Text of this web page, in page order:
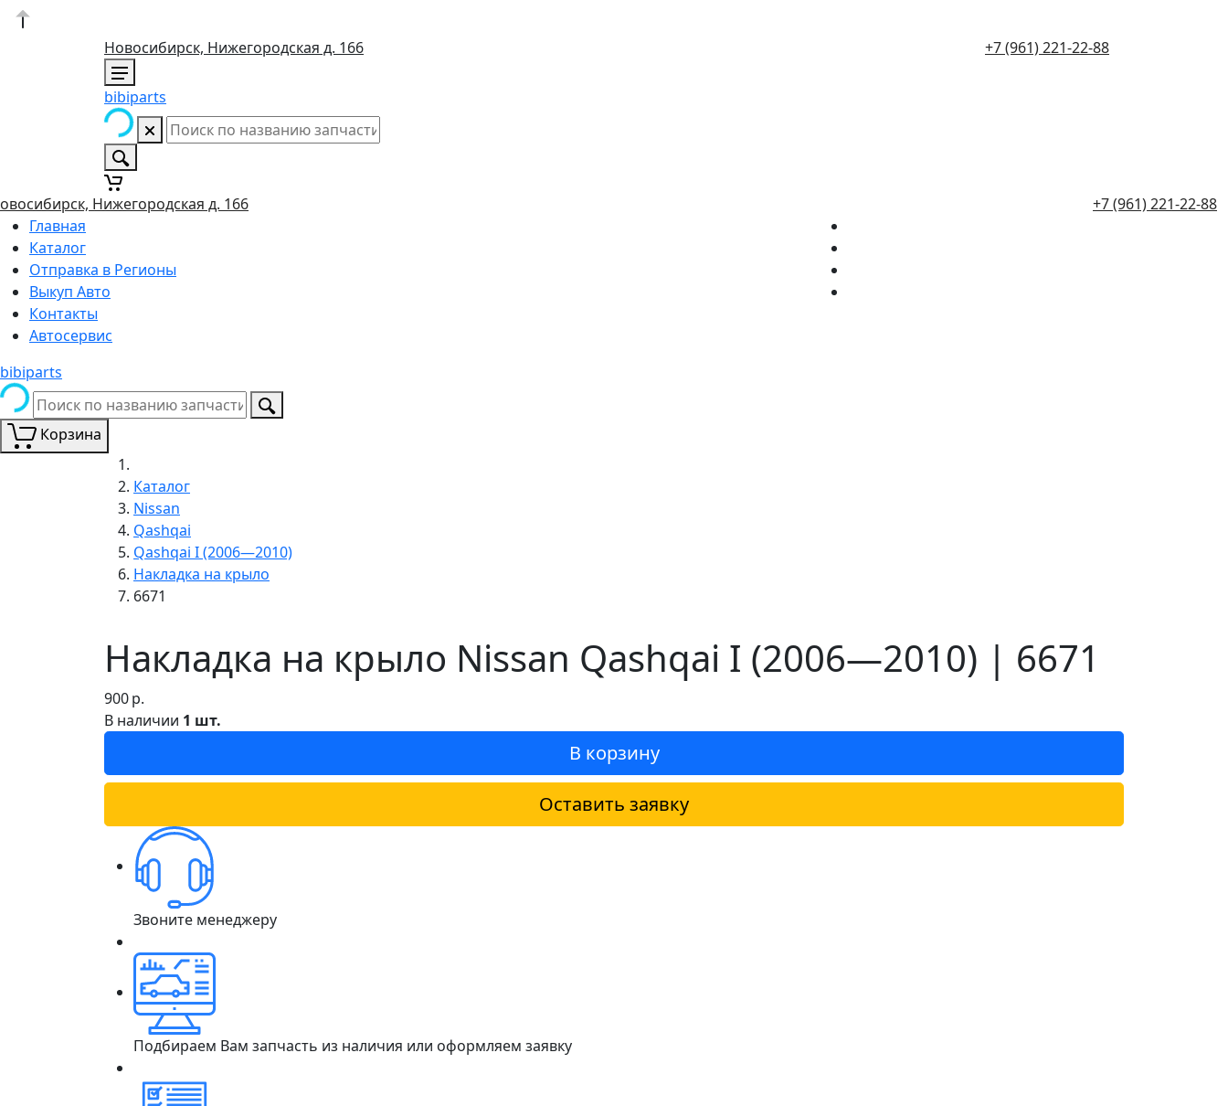
Новосибирск, Нижегородская д. 166 +7 (961) 221-22-88
bibiparts
Нижегородская д. 166
+7 (961) 221-22-88
Главная
Каталог
Отправка в Регионы
Выкуп Авто
Контакты
Автосервис
bibiparts
Корзина
Каталог
Nissan
Qashqai
Qashqai I (2006—2010)
Накладка на крыло
6671
Накладка на крыло Nissan Qashqai I (2006—2010) | 6671
900р.
В наличии 1 шт.
В корзину
Оставить заявку
Звоните менеджеру
Подбираем Вам запчасть из наличия или оформляем заявку